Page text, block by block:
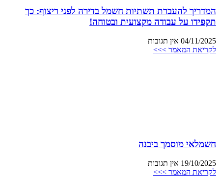
המדריך להעברת תשתיות חשמל בדירה לפני ריצוף: כך
תקפידו על עבודה מקצועית ובטוחה!
04/11/2025 אין תגובות
לקריאת המאמר >>>
חשמלאי מוסמך ביבנה
19/10/2025 אין תגובות
לקריאת המאמר >>>